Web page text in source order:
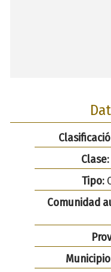
Clase:
Tipo:
Comunidad